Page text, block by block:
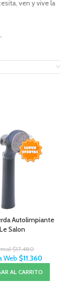
ven y vive la
Autolimpiante
Le Salon
$17.480
Web $11.360
AL CARRITO